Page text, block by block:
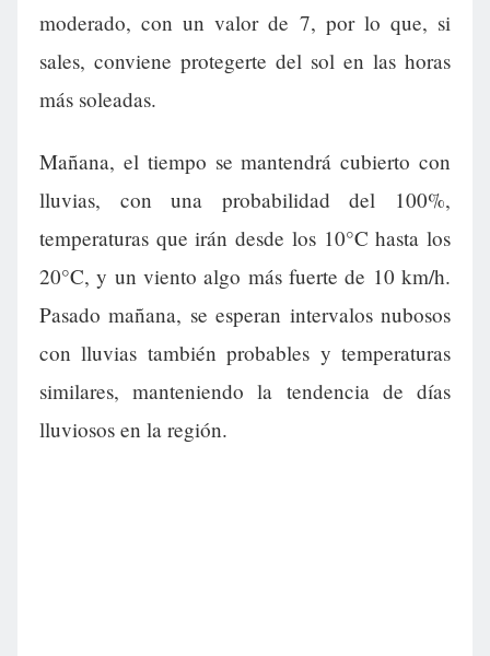
moderado, con un valor de 7, por lo que, si
sales, conviene protegerte del sol en las horas
más soleadas.
Mañana, el tiempo se mantendrá cubierto con
lluvias, con una probabilidad del 100%,
temperaturas que irán desde los 10°C hasta los
20°C, y un viento algo más fuerte de 10 km/h.
Pasado mañana, se esperan intervalos nubosos
con lluvias también probables y temperaturas
similares, manteniendo la tendencia de días
lluviosos en la región.